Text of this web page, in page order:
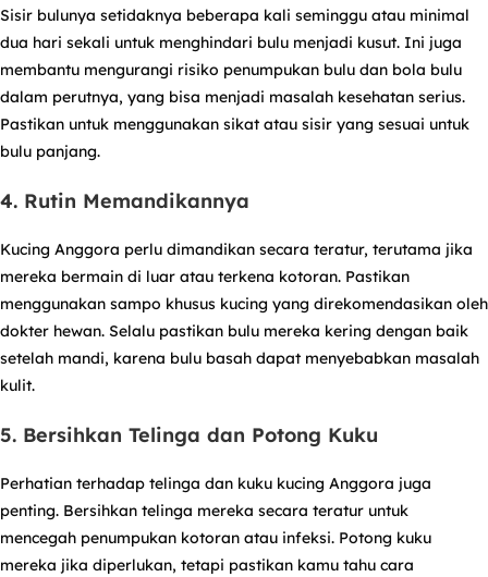
Sisir bulunya setidaknya beberapa kali seminggu atau minimal
dua hari sekali untuk menghindari bulu menjadi kusut. Ini juga
membantu mengurangi risiko penumpukan bulu dan bola bulu
dalam perutnya, yang bisa menjadi masalah kesehatan serius.
Pastikan untuk menggunakan sikat atau sisir yang sesuai untuk
bulu panjang.
4. Rutin Memandikannya
Kucing Anggora perlu dimandikan secara teratur, terutama jika
mereka bermain di luar atau terkena kotoran. Pastikan
menggunakan sampo khusus kucing yang direkomendasikan oleh
dokter hewan. Selalu pastikan bulu mereka kering dengan baik
setelah mandi, karena bulu basah dapat menyebabkan masalah
kulit.
5. Bersihkan Telinga dan Potong Kuku
Perhatian terhadap telinga dan kuku kucing Anggora juga
penting. Bersihkan telinga mereka secara teratur untuk
mencegah penumpukan kotoran atau infeksi. Potong kuku
mereka jika diperlukan, tetapi pastikan kamu tahu cara